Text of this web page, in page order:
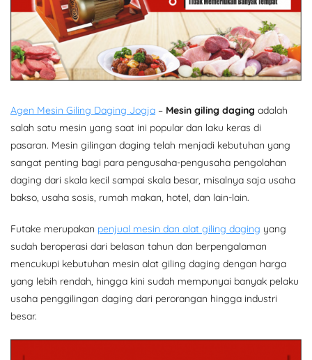
Agen Mesin Giling Daging Jogja – Mesin giling daging adalah
salah satu mesin yang saat ini popular dan laku keras di
pasaran. Mesin gilingan daging telah menjadi kebutuhan yang
sangat penting bagi para pengusaha-pengusaha pengolahan
daging dari skala kecil sampai skala besar, misalnya saja usaha
bakso, usaha sosis, rumah makan, hotel, dan lain-lain.
Futake merupakan penjual mesin dan alat giling daging yang
sudah beroperasi dari belasan tahun dan berpengalaman
mencukupi kebutuhan mesin alat giling daging dengan harga
yang lebih rendah, hingga kini sudah mempunyai banyak pelaku
usaha penggilingan daging dari perorangan hingga industri
besar.